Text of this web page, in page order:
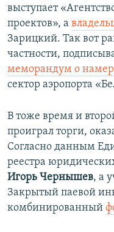
выступает
проектов», а
Зарицкий. Так вот
частности,
меморандум о
сектор аэропорта
В тоже время и
проиграл торги,
Согласно данным
реестра
Игорь Чернышев, а
Закрытый паевой
комбинированный